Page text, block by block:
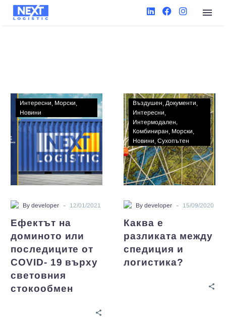
Интересни Морски
Новини
By developer - 12/01/2021
Ефектът на
доминото или
последиците от
COVID- 19 върху
световния
стокообмен
Въздушен Документи
Интересни
Интермодален
Комбиниран Морски
Новини Сухопътен
By developer - 15/09/2020
Каква е
разликата между
спедиция и
логистика?